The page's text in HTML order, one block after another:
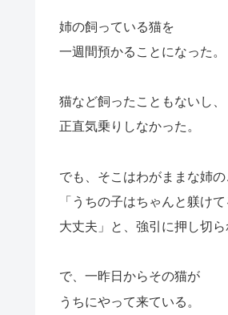
姉の飼っている猫を
一週間預かることになった。
猫など飼ったこともないし、
正直気乗りしなかった。
でも、そこはわがままな姉の
「うちの子はちゃんと躾け
大丈夫」と、強引に押し切ら
で、一昨日からその猫が
うちにやって来ている。